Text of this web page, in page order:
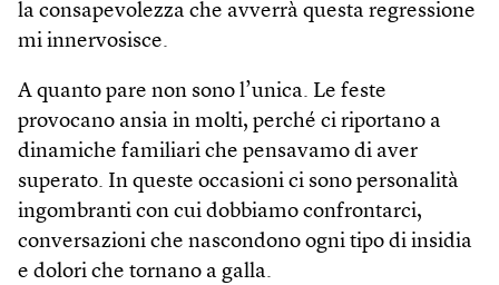
la consapevolezza che avverrà questa regressione
mi innervosisce.
A quanto pare non sono l’unica. Le feste
provocano ansia in molti, perché ci riportano a
dinamiche familiari che pensavamo di aver
superato. In queste occasioni ci sono personalità
ingombranti con cui dobbiamo confrontarci,
conversazioni che nascondono ogni tipo di insidia
e dolori che tornano a galla.